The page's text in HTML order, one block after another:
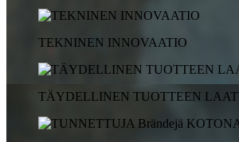
TEKNINEN INNOVAATIO
TÄYDELLINEN TUOTTEEN